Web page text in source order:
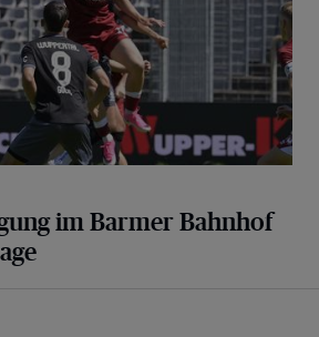
im Barmer Bahnhof
Promille